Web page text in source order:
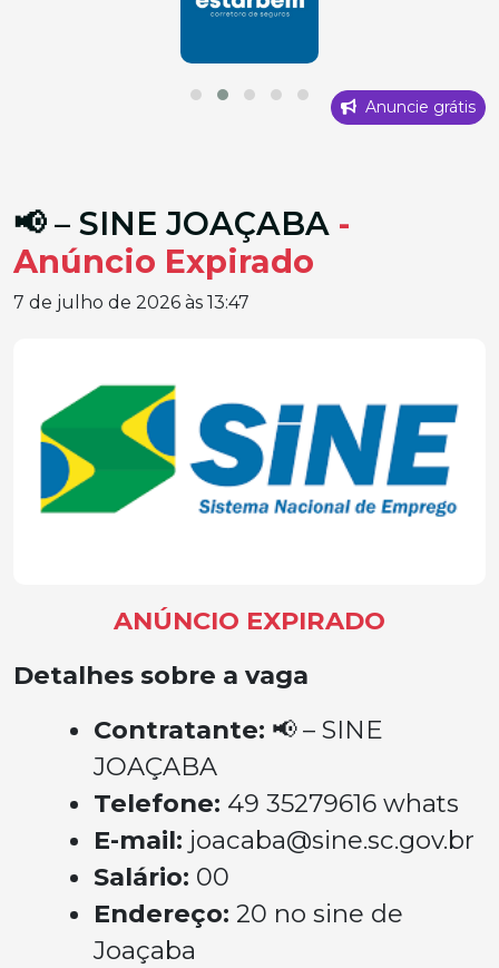
Anuncie grátis
📢 – SINE JOAÇABA -
Anúncio Expirado
7 de julho de 2026 às 13:47
ANÚNCIO EXPIRADO
Detalhes sobre a vaga
Contratante: 📢 – SINE
JOAÇABA
Telefone: 49 35279616 whats
E-mail: joacaba@sine.sc.gov.br
Salário: 00
Endereço: 20 no sine de
Joaçaba